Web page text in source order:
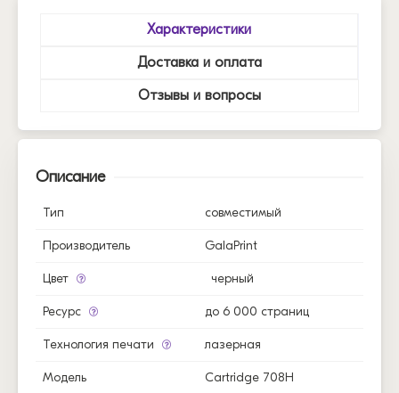
Характеристики
Доставка и оплата
Отзывы и вопросы
Описание
Тип совместимый
Производитель GalaPrint
Цвет черный
Ресурс до 6 000 страниц
Технология печати лазерная
Модель Cartridge 708H